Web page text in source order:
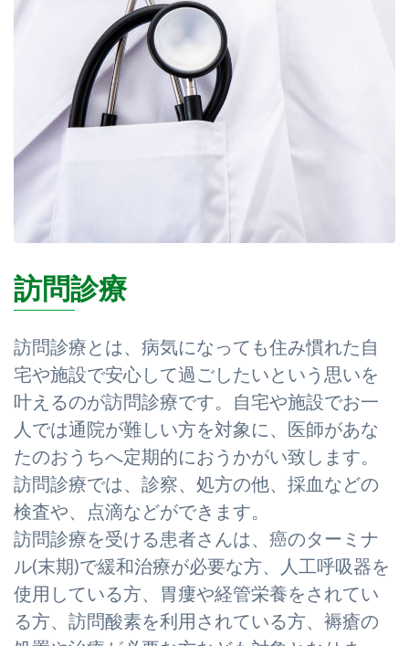
訪問診療
訪問診療とは、病気になっても住み慣れた自
宅や施設で安心して過ごしたいという思いを
叶えるのが訪問診療です。自宅や施設でお一
人では通院が難しい方を対象に、医師があな
たのおうちへ定期的におうかがい致します。
訪問診療では、診察、処方の他、採血などの
検査や、点滴などができます。
訪問診療を受ける患者さんは、癌のターミナ
ル(末期)で緩和治療が必要な方、人工呼吸器を
使用している方、胃瘻や経管栄養をされてい
る方、訪問酸素を利用されている方、褥瘡の